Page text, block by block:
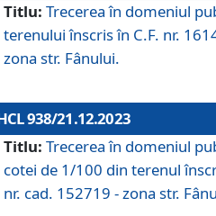
Titlu: Trecerea în domeniul
terenului înscris în C.F. nr.
zona str. Fânului.
938/21.12.2023
Titlu: Trecerea în domeniul
cotei de 1/100 din terenul
nr. cad. 152719 - zona str.